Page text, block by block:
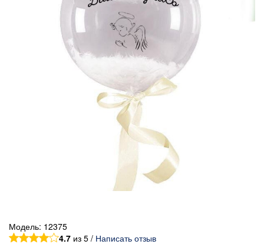
Модель: 12375
4.7 из 5 / Написать отзыв